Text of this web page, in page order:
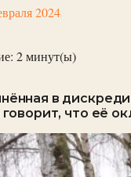
2024
2минут(ы)
в
что её